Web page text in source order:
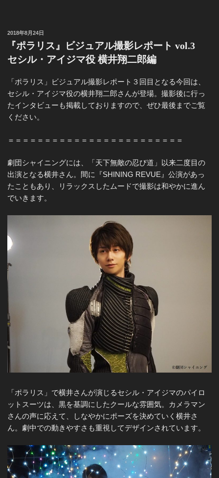
o
k
r
投
稿
2018年8月24日
『ポラリス』ビジュアル撮影レポート vol.3
セシル・アイジマ役 横井翔二郎編
「ポラリス」ビジュアル撮影レポート３回目となる今回は、
セシル・アイジマ役の横井翔二郎さんが登場。撮影後に行っ
たインタビューも掲載しておりますので、ぜひ最後までご覧
ください。
＝＝＝＝＝＝＝＝＝＝＝＝＝＝＝＝＝＝＝＝＝＝＝＝
劇団シャイニングには、「天下無敵の忍び道」以来二度目の
出演となる横井さん。間に『SHINING REVUE』公演があっ
たこともあり、リラックスしたムードで撮影は和やかに進ん
でいきます。
「ポラリス」で横井さんが演じるセシル・アイジマのパイロ
ットスーツは、黒を基調にしたクールな雰囲気。カメラマン
さんの声に応えて、しなやかにポーズを決めていく横井さ
ん。劇中での動きやすさも重視してデザインされています。